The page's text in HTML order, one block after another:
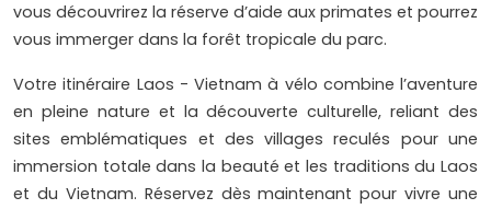
vous découvrirez la réserve d’aide aux primates et pourrez
vous immerger dans la forêt tropicale du parc.
Votre itinéraire Laos - Vietnam à vélo combine l’aventure
en pleine nature et la découverte culturelle, reliant des
sites emblématiques et des villages reculés pour une
immersion totale dans la beauté et les traditions du Laos
et du Vietnam. Réservez dès maintenant pour vivre une